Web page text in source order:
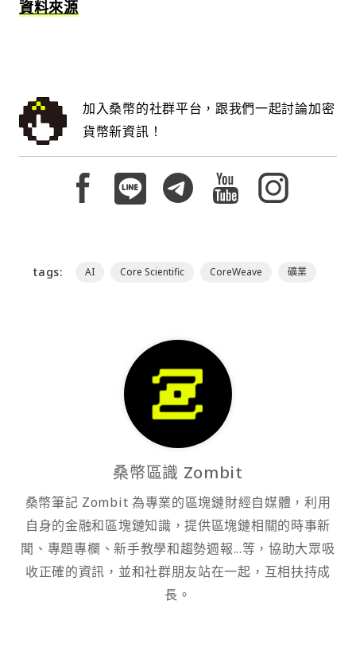
資料來源
加入桑幣的社群平台，跟我們一起討論加密
貨幣新資訊！
tags: AI Core Scientific CoreWeave 礦業
桑幣區識 Zombit
桑幣筆記 Zombit 為專業的區塊鏈財經自媒體，利用
自身的金融和區塊鏈知識，提供區塊鏈相關的時事新
聞、專題專欄、新手教學和趨勢週報...等，協助大眾吸
收正確的資訊，並和社群朋友站在一起，互相扶持成
長。